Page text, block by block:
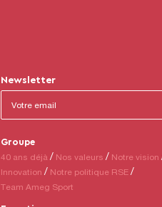
Newsletter
Groupe
40 ans déjà Nos valeurs
Notre vision
Innovation
Notre politique RSE
Team Ameg Sport